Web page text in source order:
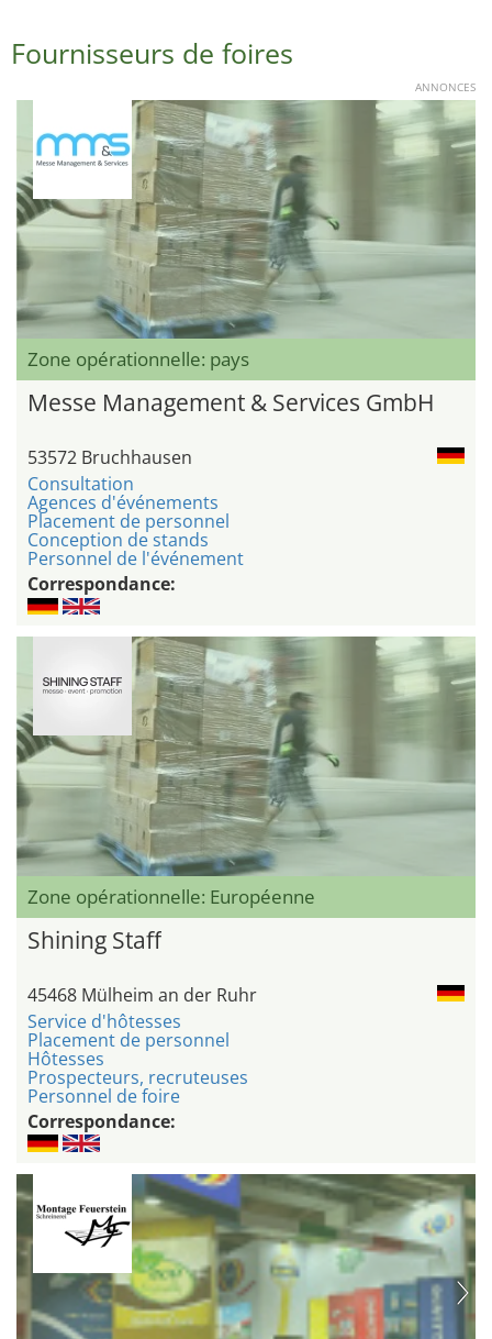
Fournisseurs de foires
ANNONCES
Zone opérationnelle: pays
Messe Management & Services GmbH
53572 Bruchhausen
Consultation
Agences d'événements
Placement de personnel
Conception de stands
Personnel de l'événement
Correspondance:
Zone opérationnelle: Européenne
Shining Staff
45468 Mülheim an der Ruhr
Service d'hôtesses
Placement de personnel
Hôtesses
Prospecteurs, recruteuses
Personnel de foire
Correspondance: